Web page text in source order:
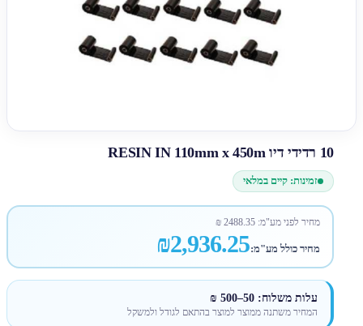
10 רדידי דיו RESIN IN 110mm x 450m
זמינות: קיים במלאי
מחיר לפני מע"מ:2488.35
₪
מחיר כולל מע"מ:₪2,936.25
עלות משלוח: 50–500 ₪
המחיר משתנה ממוצר למוצר בהתאם לגודל ולמשקל